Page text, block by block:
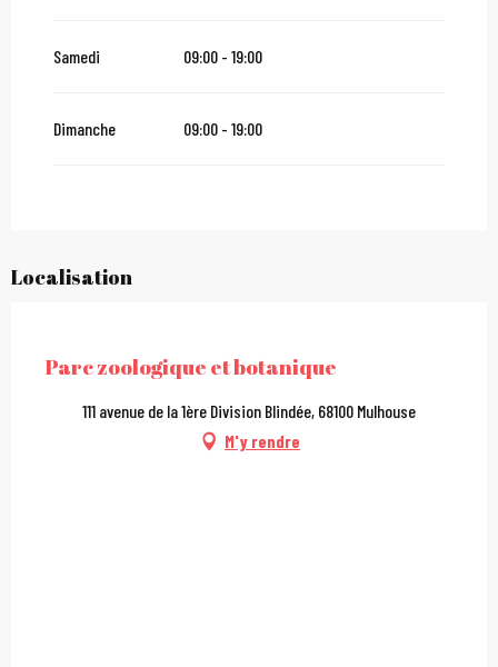
Samedi 09:00 - 19:00
Dimanche 09:00 - 19:00
Localisation
Parc zoologique et botanique
111 avenue de la 1ère Division Blindée, 68100 Mulhouse
M'y rendre